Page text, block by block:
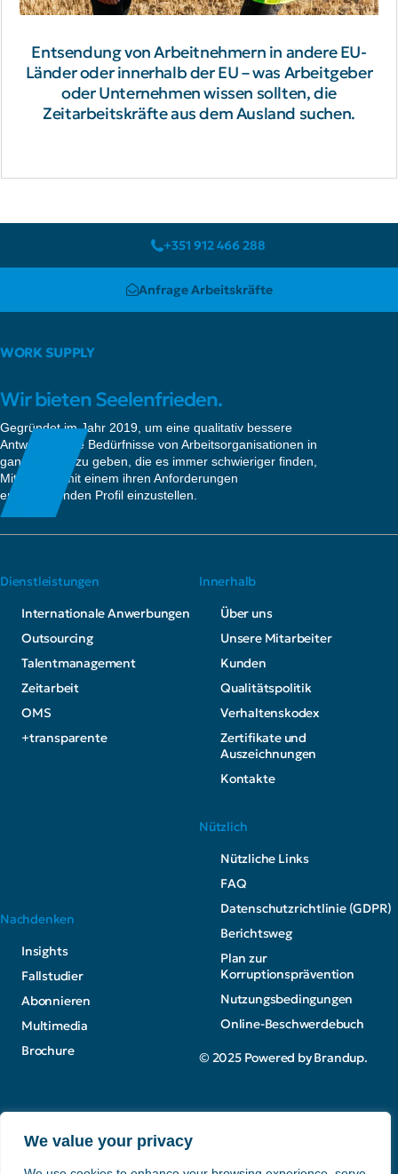
We value your privacy
Entsendung von Arbeitnehmern in andere EU-
Länder oder innerhalb der EU – was Arbeitgeber
oder Unternehmen wissen sollten, die
Zeitarbeitskräfte aus dem Ausland suchen.
+351 912 466 288
Anfrage Arbeitskräfte
WORK SUPPLY
Wir bieten Seelenfrieden.
Gegründet im Jahr 2019, um eine qualitativ bessere
Antwort auf die Bedürfnisse von Arbeitsorganisationen in
ganz Europa zu geben, die es immer schwieriger finden,
Mitarbeiter mit einem ihren Anforderungen
entsprechenden Profil einzustellen.
Dienstleistungen
Internationale Anwerbungen
Outsourcing
Talentmanagement
Zeitarbeit
OMS
+transparente
Innerhalb
Über uns
Unsere Mitarbeiter
Kunden
Qualitätspolitik
Verhaltenskodex
Zertifikate und
Auszeichnungen
Kontakte
Nachdenken
Insights
Fallstudier
Abonnieren
Multimedia
Brochure
Nützlich
Nützliche Links
FAQ
Datenschutzrichtlinie (GDPR)
Berichtsweg
Plan zur
Korruptionsprävention
Nutzungsbedingungen
Online-Beschwerdebuch
© 2025 Powered by Brandup.